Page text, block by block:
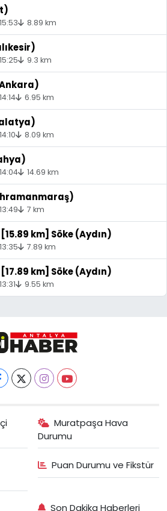
8.89 km
9.3 km
6.95 km
8.09 km
14.69 km
7 km
km] Söke (Aydın)
7.89 km
km] Söke (Aydın)
9.55 km
Muratpaşa Hava
Durumu
Puan Durumu ve Fikstür
Son Dakika Haberleri